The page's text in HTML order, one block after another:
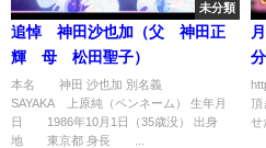
未分類
追悼 神田沙也加（父 神田正
輝 母 松田聖子）
本名 神田 沙也加 別名義
SAYAKA 上原純（ペンネーム） 生年月
日 1986年10月1日（35歳没） 出身
地 東京都 身長 ...
頂
せ